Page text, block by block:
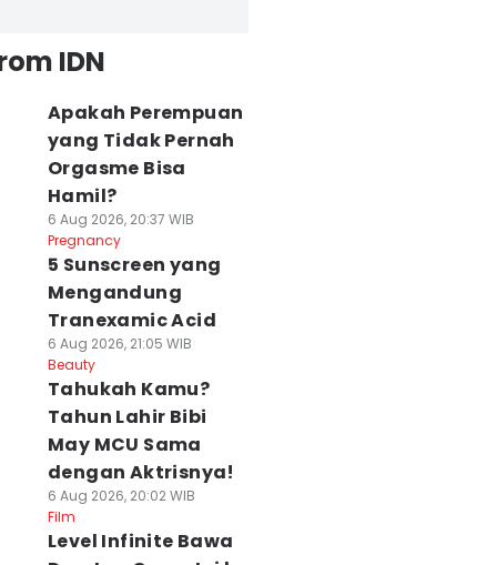
IDN
Apakah Perempuan
yang Tidak Pernah
Orgasme Bisa
Hamil?
6 Aug 2026, 20:37 WIB
Pregnancy
5 Sunscreen yang
Mengandung
Tranexamic Acid
6 Aug 2026, 21:05 WIB
Beauty
Tahukah Kamu?
Tahun Lahir Bibi
May MCU Sama
dengan Aktrisnya!
6 Aug 2026, 20:02 WIB
Film
Level Infinite Bawa